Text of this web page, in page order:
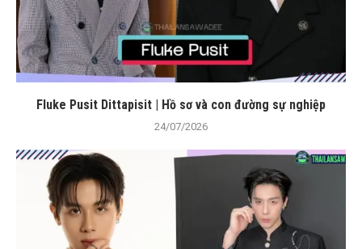
Fluke Pusit Dittapisit | Hồ sơ và con đường sự nghiệp
24/07/2026